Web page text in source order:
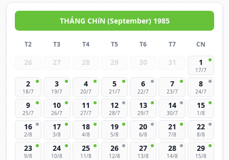
THÁNG CHíN (September) 1985
T2 T3 T4 T5 T6 T7 CN
26 27 28 29 30 31 1
17/7
2
18/7
3
19/7
4
20/7
5
21/7
6
22/7
7
23/7
8
24/7
9
25/7
10
26/7
11
27/7
12
28/7
13
29/7
14
30/7
15
1/8
16
2/8
17
3/8
18
4/8
19
5/8
20
6/8
21
7/8
22
8/8
23
9/8
24
10/8
25
11/8
26
12/8
27
13/8
28
14/8
29
15/8